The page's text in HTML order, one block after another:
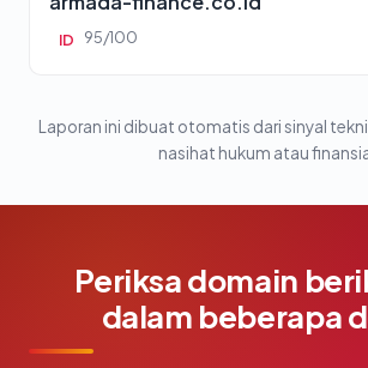
ID 95/100
Laporan ini dibuat otomatis dari sinyal
nasihat hukum atau
Periksa domain
dalam beberapa